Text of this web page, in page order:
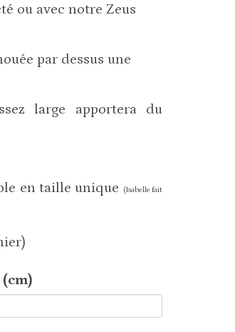
ou avec notre Zeus
par dessus une
large apportera du
en taille unique (Isabelle fait
(cm)